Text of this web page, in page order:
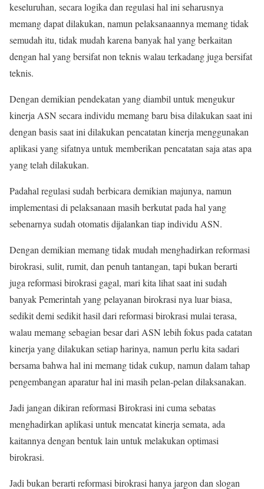
keseluruhan, secara logika dan regulasi hal ini seharusnya
memang dapat dilakukan, namun pelaksanaannya memang tidak
semudah itu, tidak mudah karena banyak hal yang berkaitan
dengan hal yang bersifat non teknis walau terkadang juga bersifat
teknis.
Dengan demikian pendekatan yang diambil untuk mengukur
kinerja ASN secara individu memang baru bisa dilakukan saat ini
dengan basis saat ini dilakukan pencatatan kinerja menggunakan
aplikasi yang sifatnya untuk memberikan pencatatan saja atas apa
yang telah dilakukan.
Padahal regulasi sudah berbicara demikian majunya, namun
implementasi di pelaksanaan masih berkutat pada hal yang
sebenarnya sudah otomatis dijalankan tiap individu ASN.
Dengan demikian memang tidak mudah menghadirkan reformasi
birokrasi, sulit, rumit, dan penuh tantangan, tapi bukan berarti
juga reformasi birokrasi gagal, mari kita lihat saat ini sudah
banyak Pemerintah yang pelayanan birokrasi nya luar biasa,
sedikit demi sedikit hasil dari reformasi birokrasi mulai terasa,
walau memang sebagian besar dari ASN lebih fokus pada catatan
kinerja yang dilakukan setiap harinya, namun perlu kita sadari
bersama bahwa hal ini memang tidak cukup, namun dalam tahap
pengembangan aparatur hal ini masih pelan-pelan dilaksanakan.
Jadi jangan dikiran reformasi Birokrasi ini cuma sebatas
menghadirkan aplikasi untuk mencatat kinerja semata, ada
kaitannya dengan bentuk lain untuk melakukan optimasi
birokrasi.
Jadi bukan berarti reformasi birokrasi hanya jargon dan slogan